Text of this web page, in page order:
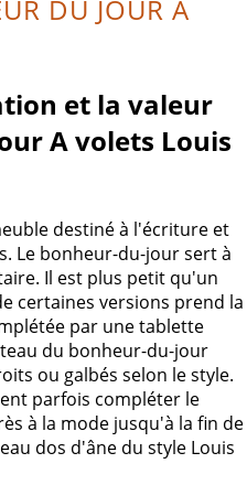
DU JOUR A
et la valeur
A volets Louis
destiné à l'écriture et
Le bonheur-du-jour sert à
Il est plus petit qu'un
certaines versions prend la
par une tablette
du bonheur-du-jour
ou galbés selon le style.
parfois compléter le
à la mode jusqu'à la fin de
dos d'âne du style Louis